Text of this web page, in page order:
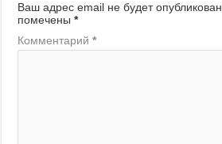
Ваш адрес email не будет опубликован.
помечены*
Комментарий*